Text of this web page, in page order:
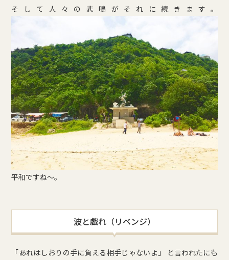
そして人々の悲鳴がそれに続きます。
平和ですね〜。
波と戯れ（リベンジ）
「あれはしおりの手に負える相手じゃないよ」 と言われたにも